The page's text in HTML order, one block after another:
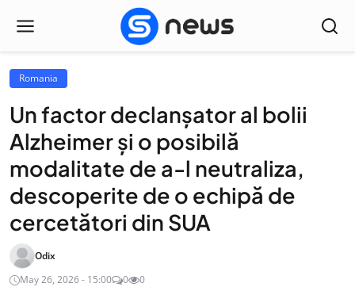
Romania
Un factor declanşator al bolii
Alzheimer şi o posibilă
modalitate de a-l neutraliza,
descoperite de o echipă de
cercetători din SUA
Odix
May 26, 2026 - 15:00
0 0